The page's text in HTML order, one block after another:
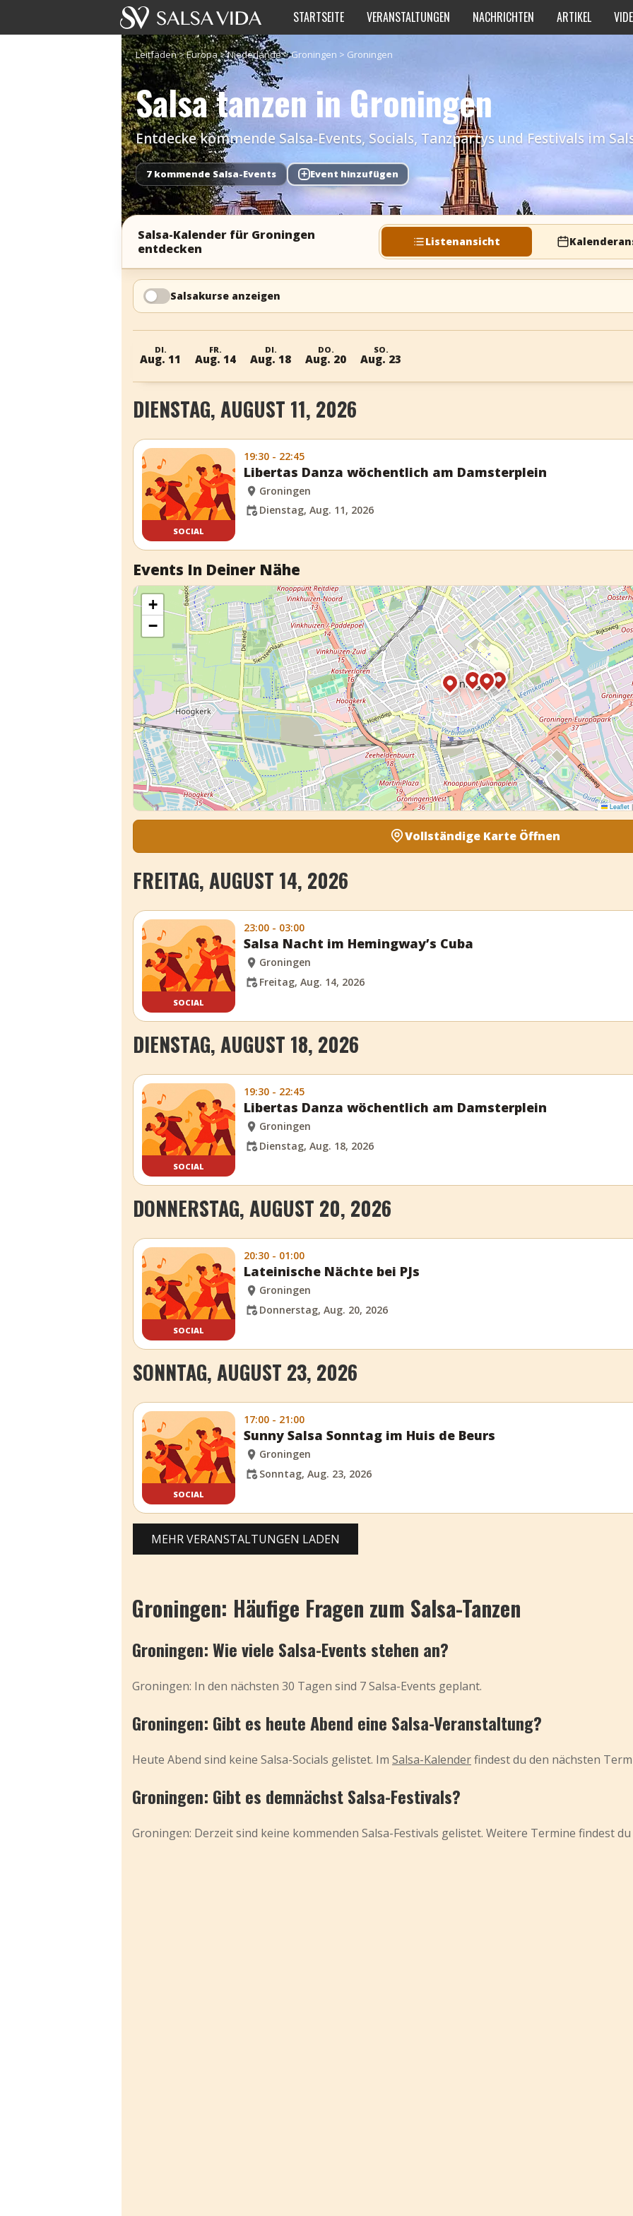
STARTSEITE VERANSTALTUNGEN NACHRICHTEN ARTIKEL
Leitfäden>Europa>Niederlande>Groningen > Groningen
Salsa tanzen in Groningen
Entdecke kommende Salsa-Events, Socials, Tanzpartys und Festivals im
7 kommende Salsa-Events + Event hinzufügen
Salsa-Kalender für Groningen
entdecken
Listenansicht
Salsakurse anzeigen
DI.
Aug. 11
FR.
Aug. 14
DI.
Aug. 18
DO.
Aug. 20
SO.
Aug. 23
DIENSTAG, AUGUST 11, 2026
SOCIAL
19:30 - 22:45
Libertas Danza wöchentlich am Damsterplein
Groningen
Dienstag, Aug. 11, 2026
Events In Deiner Nähe
+
−
Leaflet |
Vollständige Karte Öffnen
FREITAG, AUGUST 14, 2026
SOCIAL
23:00 - 03:00
Salsa Nacht im Hemingway’s Cuba
Groningen
Freitag, Aug. 14, 2026
DIENSTAG, AUGUST 18, 2026
SOCIAL
19:30 - 22:45
Libertas Danza wöchentlich am Damsterplein
Groningen
Dienstag, Aug. 18, 2026
DONNERSTAG, AUGUST 20, 2026
SOCIAL
20:30 - 01:00
Lateinische Nächte bei PJs
Groningen
Donnerstag, Aug. 20, 2026
SONNTAG, AUGUST 23, 2026
SOCIAL
17:00 - 21:00
Sunny Salsa Sonntag im Huis de Beurs
Groningen
Sonntag, Aug. 23, 2026
MEHR VERANSTALTUNGEN LADEN
Groningen: Häufige Fragen zum Salsa-Tanzen
Groningen: Wie viele Salsa-Events stehen an?
Groningen: In den nächsten 30 Tagen sind 7 Salsa-Events geplant.
Groningen: Gibt es heute Abend eine Salsa-Veranstaltung?
Heute Abend sind keine Salsa-Socials gelistet. Im Salsa-Kalenderfindest du den nächsten
Groningen: Gibt es demnächst Salsa-Festivals?
Groningen: Derzeit sind keine kommenden Salsa-Festivals gelistet. Weitere Termine findest